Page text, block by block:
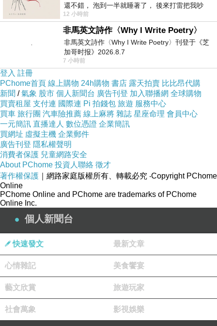
還不錯， 泡到一半就睡著了， 後來打雷把我吵
醒， 手
12 小時前
非馬英文詩作〈Why I Write Poetry〉
非馬英文詩作〈Why I Write Poetry〉刊登于《芝
加哥时报》2026.8.7
7 小時前
登入 註冊
PChome首頁 線上購物 24h購物 書店 露天拍賣 比比昂代購
新聞 /氣象 股市 個人新聞台 廣告刊登 加入聯播網 全球購物
買賣租屋 支付連 國際連 Pi 拍錢包 旅遊 服務中心
買車 旅行團 汽車險推薦 線上麻將 雜誌 星座命理 會員中心
一元簡訊 直播達人 數位憑證 企業簡訊
買網址 虛擬主機 企業郵件
廣告刊登 隱私權聲明
消費者保護 兒童網路安全
About PChome 投資人聯絡 徵才
著作權保護 ｜網路家庭版權所有、轉載必究 ‧Copyright PChome
Online
PChome Online and PChome are trademarks of PChome
Online Inc.
個人新聞台
快速發文 最新文章
心情雜記 美食饗宴
藝文欣賞 旅遊玩家
社會萬象 影視娛樂